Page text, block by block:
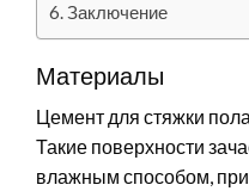
Заключение
Материалы
Цемент для стяжки
Такие поверхности
влажным способом,